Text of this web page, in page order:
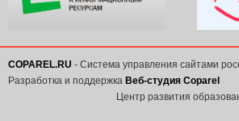
COPAREL.RU - Система управления сайтами
Разработка и поддержка Веб-студия Coparel
Центр развития